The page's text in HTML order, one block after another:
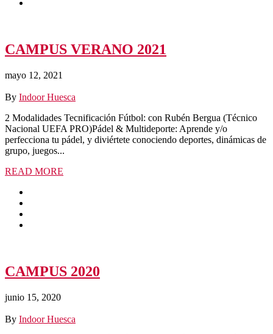
CAMPUS VERANO 2021
mayo 12, 2021
By Indoor Huesca
2 Modalidades Tecnificación Fútbol: con Rubén Bergua (Técnico
Nacional UEFA PRO)Pádel & Multideporte: Aprende y/o
perfecciona tu pádel, y diviértete conociendo deportes, dinámicas de
grupo, juegos...
READ MORE
CAMPUS 2020
junio 15, 2020
By Indoor Huesca